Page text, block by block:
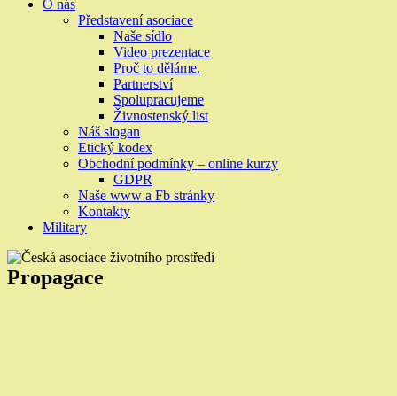
O nás
Představení asociace
Naše sídlo
Video prezentace
Proč to děláme.
Partnerství
Spolupracujeme
Živnostenský list
Náš slogan
Etický kodex
Obchodní podmínky – online kurzy
GDPR
Naše www a Fb stránky
Kontakty
Military
Propagace